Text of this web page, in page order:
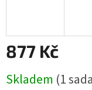
877 Kč
cena:
Skladem (1